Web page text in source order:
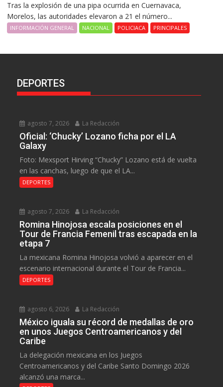
Tras la explosión de una pipa ocurrida en Cuernavaca,
Morelos, las autoridades elevaron a 21 el número...
INFORMACIÓN GENERAL NACIONAL POLICIACA PRINCIPALES
DEPORTES
agosto 7, 2026 La Redacción
Oficial: ‘Chucky’ Lozano ficha por el LA
Galaxy
Foto: Mexsport Hirving “Chucky” Lozano está de vuelta
en las canchas, luego de que el LA...
DEPORTES
agosto 7, 2026 La Redacción
Romina Hinojosa escala posiciones en el
Tour de Francia Femenil tras escapada en la
etapa 7
La mexicana Romina Hinojosa volvió a aparecer en el
escenario internacional durante el Tour de Francia...
DEPORTES
agosto 6, 2026 La Redacción
México iguala su récord de medallas de oro
en unos Juegos Centroamericanos y del
Caribe
La delegación mexicana en los Juegos
Centroamericanos y del Caribe Santo Domingo 2026
alcanzó una marca...